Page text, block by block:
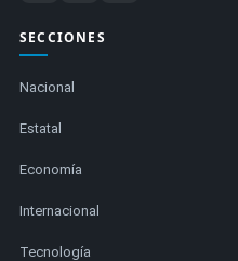
SECCIONES
Nacional
Estatal
Economía
Internacional
Tecnología